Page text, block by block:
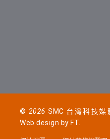
© 2026 SMC 台灣科技媒
Web design by FT